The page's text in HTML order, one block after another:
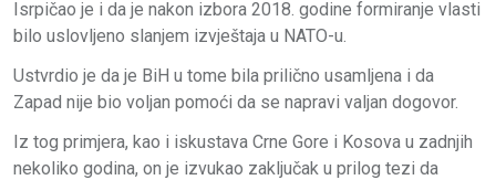
Isrpičao je i da je nakon izbora 2018. godine formiranje vlasti
bilo uslovljeno slanjem izvještaja u NATO-u.
Ustvrdio je da je BiH u tome bila prilično usamljena i da
Zapad nije bio voljan pomoći da se napravi valjan dogovor.
Iz tog primjera, kao i iskustava Crne Gore i Kosova u zadnjih
nekoliko godina, on je izvukao zaključak u prilog tezi da